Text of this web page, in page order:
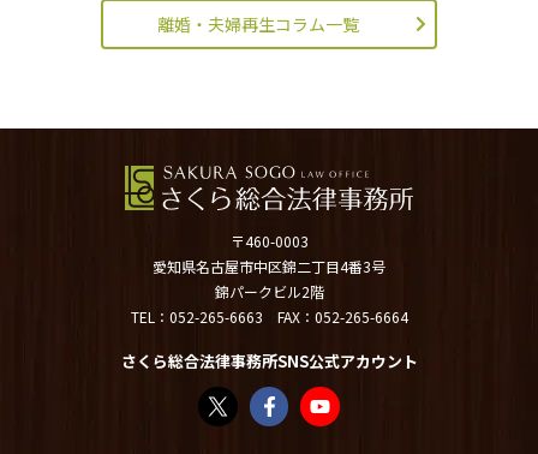
離婚・夫婦再生コラム一覧
〒460-0003
愛知県名古屋市中区錦二丁目4番3号
錦パークビル2階
TEL： 052-265-6663 FAX：052-265-6664
さくら総合法律事務所SNS公式アカウント
さくら総合法律事務所（@sakurasogolaw
さくら総合法律事務所 | Facebook
さくら総合法律事務所 -